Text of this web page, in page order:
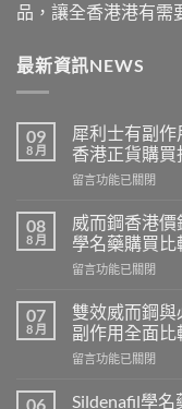
品，讓全香港港有需
最新資訊NEWS
09
8 月
犀利士有副
香港正貨購買
在
利
士
有
副
用
嗎？
Cialis
常
副
留言功能已關閉
08
8 月
威而鋼香港
學名藥購買比
在
而
鋼
香
港
錢
留言功能已關閉
07
8 月
雙效威而鋼與
副作用全面
在
效
留言功能已關閉
06
Sildenafil學名